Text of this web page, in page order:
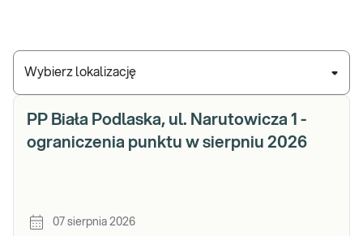
Wybierz lokalizację
PP Biała Podlaska, ul. Narutowicza 1 -
ograniczenia punktu w sierpniu 2026
07 sierpnia 2026